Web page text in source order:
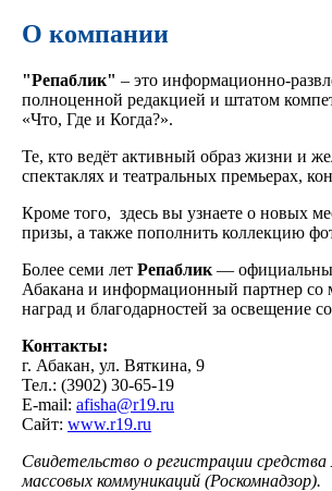
О компании
"Репаблик" – это информационно-
полноценной редакцией и штатом
«Что, Где и Когда?».
Те, кто ведёт активный образ жизни и
спектаклях и театральных премьерах,
Кроме того, здесь вы узнаете о новых
призы, а также пополнить коллекцию
Более семи лет Репаблик —
Абакана и информационный партнер со
наград и благодарностей за освещение
Контакты:
г. Абакан, ул. Вяткина, 9
Тел.: (3902) 30-65-19
E-mail: afisha@r19.ru
Сайт: www.r19.ru
Свидетельство о регистрации
массовых коммуникаций (Роскомнадзор).